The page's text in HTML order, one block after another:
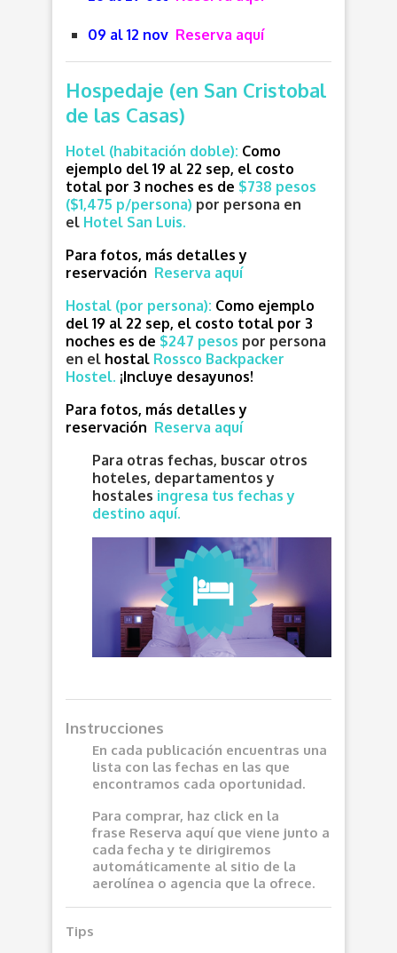
09 al 12 nov Reserva aquí
Hospedaje (en San Cristobal
de las Casas)
Hotel (habitación doble): Como
ejemplo del 19 al 22 sep, el costo
total por 3 noches es de $738 pesos
($1,475 p/persona) por persona en
el Hotel San Luis.
Para fotos, más detalles y
reservación Reserva aquí
Hostal (por persona): Como ejemplo
del 19 al 22 sep, el costo total por 3
noches es de $247 pesos por persona
en el hostal Rossco Backpacker
Hostel. ¡Incluye desayunos!
Para fotos, más detalles y
reservación Reserva aquí
Para otras fechas, buscar otros
hoteles, departamentos y
hostales ingresa tus fechas y
destino aquí.
Instrucciones
En cada publicación encuentras una
lista con las fechas en las que
encontramos cada oportunidad.
Para comprar, haz click en la
frase Reserva aquí que viene junto a
cada fecha y te dirigiremos
automáticamente al sitio de la
aerolínea o agencia que la ofrece.
Tips